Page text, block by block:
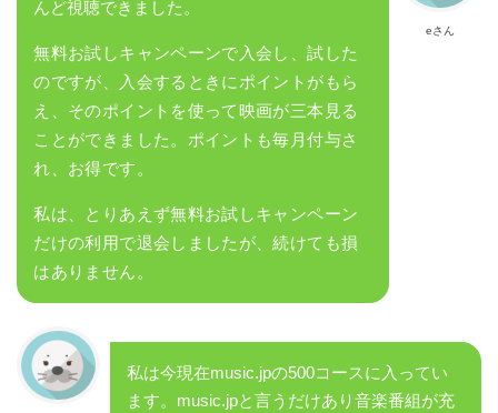
eさん
んど視聴できました。
無料お試しキャンペーンで入会し、試した
のですが、入会するときにポイントがもら
え、そのポイントを使って映画が三本見る
ことができました。ポイントも毎月付与さ
れ、お得です。
私は、とりあえず無料お試しキャンペーン
だけの利用で退会しましたが、続けても損
はありません。
私は今現在music.jpの500コースに入ってい
ます。music.jpと言うだけあり音楽番組が充